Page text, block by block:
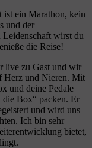
ist ein Marathon, kein
und der
Leidenschaft wirst du
die Reise!
live zu Gast und wir
Herz und Nieren. Mit
und deine Pedale
die Box“ packen. Er
und wird uns
Ich bin sehr
bietet,